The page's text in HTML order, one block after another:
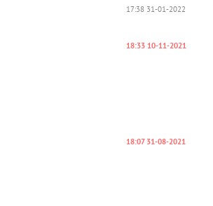
17:38 31-01-2022
18:33 10-11-2021
18:07 31-08-2021